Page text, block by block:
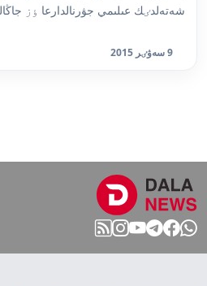
شەتەلدٸك عىلىمي جۋرنالدارعا ٶز
9 سەۋٸر 2015